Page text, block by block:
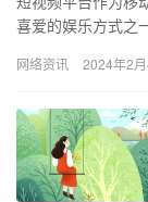
喜爱的娱乐方式之
示，…
网络资讯 2024年2